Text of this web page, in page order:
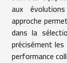
aux
approche
dans la
précisément
performance